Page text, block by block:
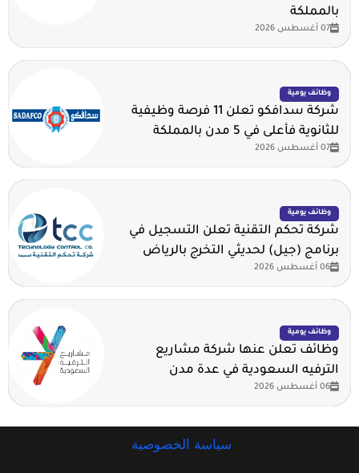
بالمملكة
07 أغسطس 2026
وظائف يومية
شركة سدافكو تعلن 11 فرصة وظيفية
للثانوية فأعلى في 5 مدن بالمملكة
07 أغسطس 2026
وظائف يومية
شركة تحكم التقنية تعلن التسجيل في
برنامج (جيل) لحديثي التخرج بالرياض
06 أغسطس 2026
وظائف يومية
وظائف تعلن عنها شركة مشاريع
الترفيه السعودية في عدة مدن
06 أغسطس 2026
سياسة الخصوصية